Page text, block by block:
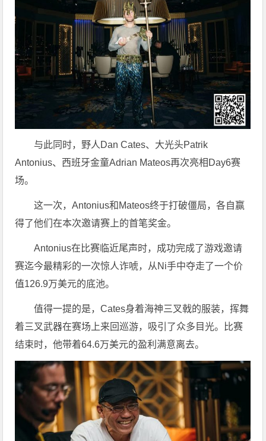
与此同时，野人Dan Cates、大光头Patrik
Antonius、西班牙金童Adrian Mateos再次亮相Day6赛
场。
这一次，Antonius和Mateos终于打破僵局，各自赢
得了他们在本次邀请赛上的首笔奖金。
Antonius在比赛临近尾声时，成功完成了游戏邀请
赛迄今最精彩的一次惊人诈唬，从Ni手中夺走了一个价
值126.9万美元的底池。
值得一提的是，Cates身着海神三叉戟的服装，挥舞
着三叉武器在赛场上来回巡游，吸引了众多目光。比赛
结束时，他带着64.6万美元的盈利满意离去。